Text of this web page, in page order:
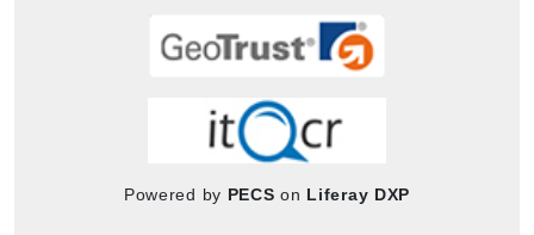
Powered by PECS on Liferay DXP